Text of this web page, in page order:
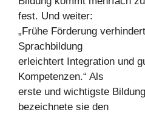
fest. Und weiter:
„Frühe Förderung
Sprachbildung
erleichtert Integration und
Kompetenzen.“ Als
erste und wichtigste
bezeichnete sie den